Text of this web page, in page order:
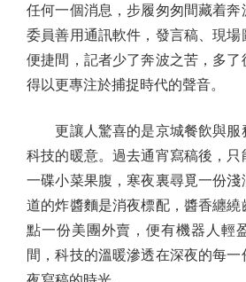
任何一個消息，步履匆匆間藏着奔
委員善用通訊軟件，發言稿、現場
便捷間，記者少了奔波之苦，多
得以更專注於捕捉時代的聲音。
更讓人驚喜的是京城餐飲與服
科技的暖意。過去通宵寫稿後，
一碟小菜果腹，寒夜裏尋覓一份
道的炸醬麵是消夜標配，醬香纏繞
點一份美團外賣，便有機器人輕
間，科技的溫暖滲透在深夜的每